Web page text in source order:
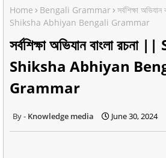
Home Bengali Grammar সর্বশিক্ষা
Shiksha Abhiyan Bengali Grammar
সর্বশিক্ষা অভিযান বাংলা রচনা
Shiksha Abhiyan
Grammar
Knowledge media June 30, 2024